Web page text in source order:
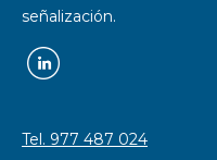
señalización.
Tel. 977 487 024